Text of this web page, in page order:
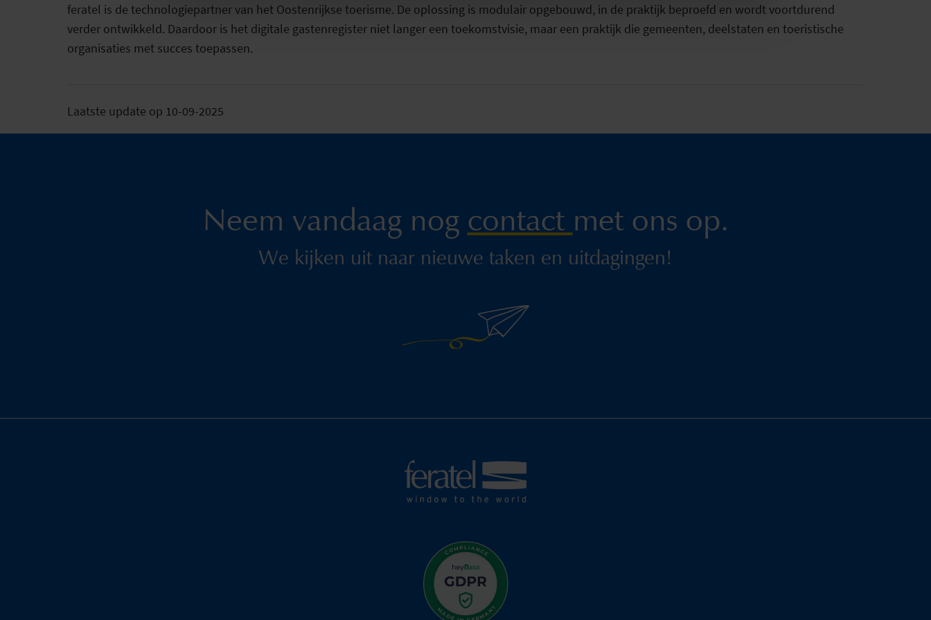
feratel is de technologiepartner van het Oostenrijkse toerisme. De oplossing is modulair opgebouwd, in de praktijk beproefd en wordt voortdurend
verder ontwikkeld. Daardoor is het digitale gastenregister niet langer een toekomstvisie, maar een praktijk die gemeenten, deelstaten en toeristische
organisaties met succes toepassen.
Laatste update op 10-09-2025
Neem vandaag nog contact met ons op.
We kijken uit naar nieuwe taken en uitdagingen!